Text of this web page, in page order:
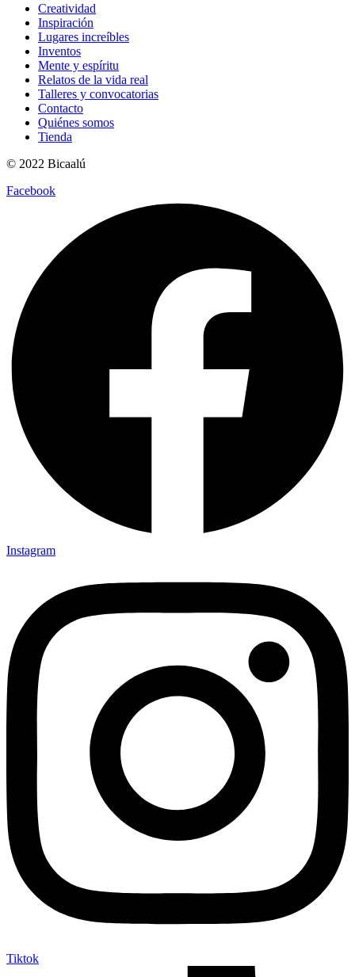
Creatividad
Inspiración
Lugares increíbles
Inventos
Mente y espíritu
Relatos de la vida real
Talleres y convocatorias
Contacto
Quiénes somos
Tienda
© 2022 Bicaalú
Facebook
Instagram
Tiktok